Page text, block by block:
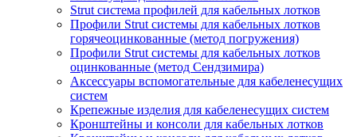
Strut система профилей для кабельных лотков
Профили Strut системы для кабельных лотков
горячеоцинкованные (метод погружения)
Профили Strut системы для кабельных лотков
оцинкованные (метод Сендзимира)
Аксессуары вспомогательные для кабеленесущих
систем
Крепежные изделия для кабеленесущих систем
Кронштейны и консоли для кабельных лотков